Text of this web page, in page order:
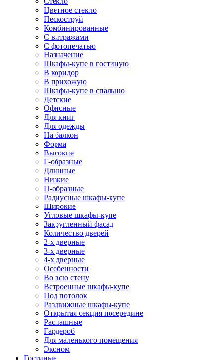
Цветное стекло
Пескоструй
Комбинированные
С витражами
С фотопечатью
Назначение
Шкафы-купе в гостиную
В коридор
В прихожую
Шкафы-купе в спальню
Детские
Офисные
Для книг
Для одежды
На балкон
Форма
Высокие
Г-образные
Длинные
Низкие
П-образные
Радиусные шкафы-купе
Широкие
Угловые шкафы-купе
Закругленный фасад
Количество дверей
2-х дверные
3-х дверные
4-х дверные
Особенности
Во всю стену
Встроенные шкафы-купе
Под потолок
Раздвижные шкафы-купе
Открытая секция посередине
Распашные
Гардероб
Для маленького помещения
Эконом
Гостиные